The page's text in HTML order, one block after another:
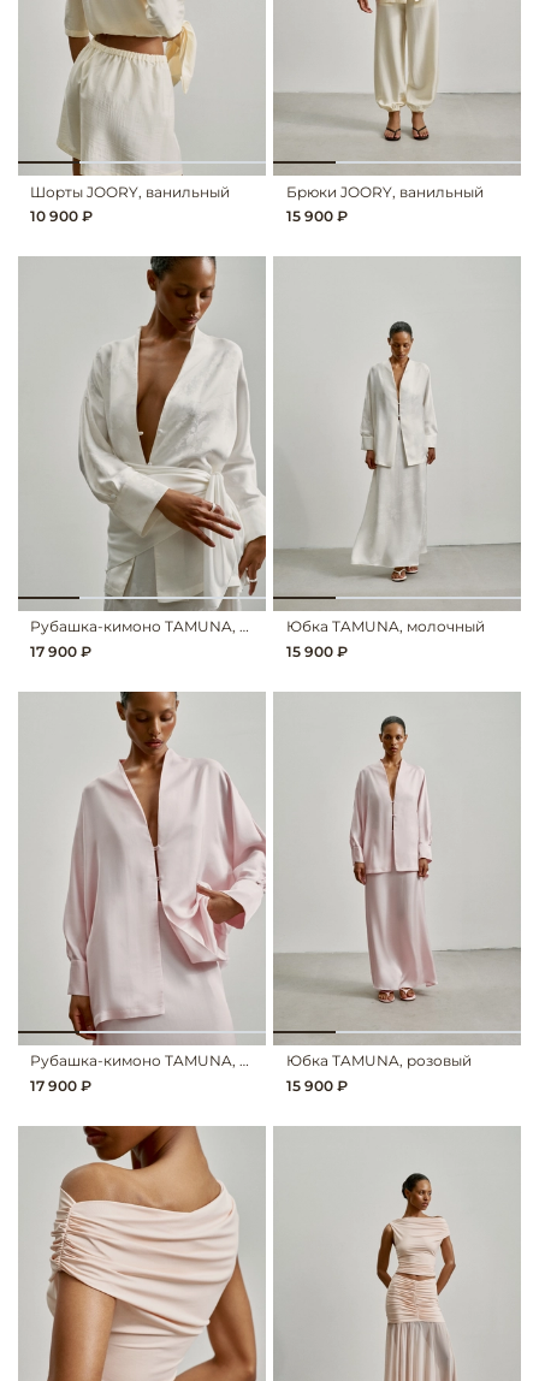
Шорты JOORY, ванильный
10 900 ₽
Брюки JOORY, ванильный
15 900 ₽
Рубашка-кимоно TAMUNA, молочный
17 900 ₽
Юбка TAMUNA, молочный
15 900 ₽
Рубашка-кимоно TAMUNA, розовый
17 900 ₽
Юбка TAMUNA, розовый
15 900 ₽